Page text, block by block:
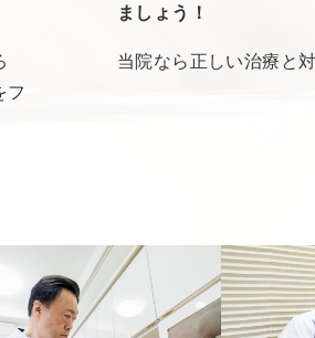
フ
ましょう！
当院なら正しい治療と